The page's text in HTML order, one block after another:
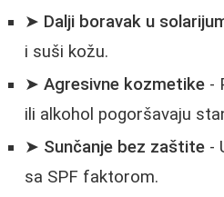
➤ Dalji boravak u
i suši kožu.
➤ Agresivne kozmetike -
ili alkohol pogoršavaju
➤ Sunčanje bez zaštite -
sa SPF faktorom.